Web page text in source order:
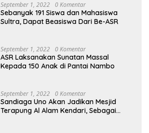
September 1, 2022 0 Komentar
Sebanyak 191 Siswa dan Mahasiswa
Sultra, Dapat Beasiswa Dari Be-ASR
September 1, 2022 0 Komentar
ASR Laksanakan Sunatan Massal
Kepada 150 Anak di Pantai Nambo
September 1, 2022 0 Komentar
Sandiaga Uno Akan Jadikan Mesjid
Terapung Al Alam Kendari, Sebagai